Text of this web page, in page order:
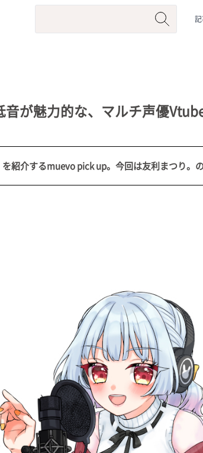
系 #動物系 #企業公式 #個人勢 #Vtuberグ
が魅力的な、マルチ声優
を紹介するmuevo pick up。今回は友利まつり。の